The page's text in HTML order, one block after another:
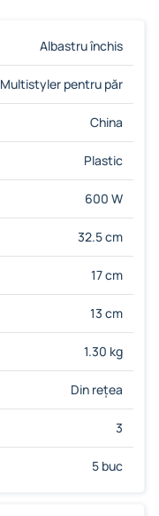
Albastru închis
Multistyler pentru păr
China
Plastic
600 W
32.5 cm
17 cm
13 cm
1.30 kg
Din rețea
3
5 buc